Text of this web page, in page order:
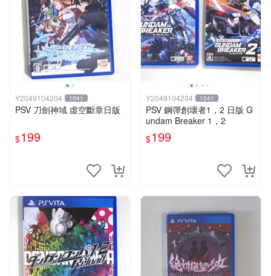
Y2049104204 1041
PSV 刀劍神域 虛空斷章日版
$199
Y2049104204 1041
PSV 鋼彈創壞者1，2 日版 G
undam Breaker 1，2
$199